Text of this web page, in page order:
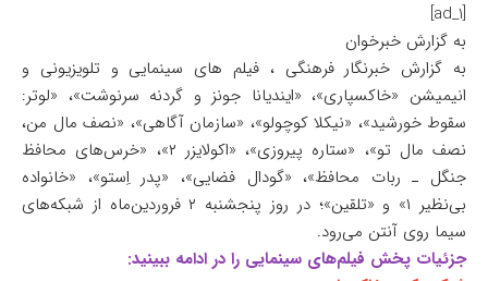
[ad_1]
به گزارش خبرخوان
به گزارش خبرنگار فرهنگی ، فیلم‌ های سینمایی و تلویزیونی و
انیمیشن «خاکسپاری»، «ایندیانا جونز و گردنه سرنوشت»، «لوتر:
سقوط خورشید»، «نیکلا کوچولو»، «سازمان آگاهی»، «نصف مال من،
نصف مال تو»، «ستاره پیروزی»، «اکولایزر ۲»، «خرس‌های محافظ
جنگل ـ ربات محافظ»، «گودال فضایی»، «پدر اِستو»، «خانواده
بی‌نظیر ۱» و «تلقین»؛ در روز پنجشنبه ۲ فروردین‌ماه از شبکه‌های
سیما روی آنتن می‌رود.
جزئیات پخش فیلم‌های سینمایی را در ادامه ببینید: